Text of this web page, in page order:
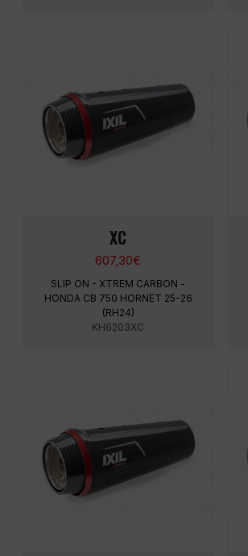
XC
607,30€
SLIP ON - XTREM CARBON -
HONDA CB 750 HORNET 25-26
(RH24)
KH6203XC